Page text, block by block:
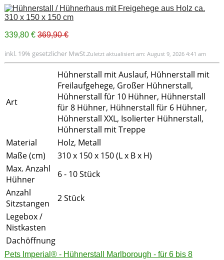
339,80 € 369,90 €
inkl. 19% gesetzlicher MwSt.Zuletzt aktualisiert am: August 9, 2026 4:41 am
Art
Hühnerstall mit Auslauf, Hühnerstall mit
Freilaufgehege, Großer Hühnerstall,
Hühnerstall für 10 Hühner, Hühnerstall
für 8 Hühner, Hühnerstall für 6 Hühner,
Hühnerstall XXL, Isolierter Hühnerstall,
Hühnerstall mit Treppe
Material
Holz, Metall
Maße (cm)
310 x 150 x 150 (L x B x H)
Max. Anzahl
Hühner
6 - 10 Stück
Anzahl
Sitzstangen
2 Stück
Legebox /
Nistkasten
Dachöffnung
Pets Imperial® - Hühnerstall Marlborough - für 6 bis 8